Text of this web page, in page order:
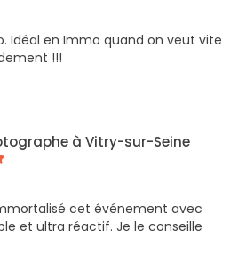
Idéal en Immo quand on veut vite
!!!
à Vitry-sur-Seine
cet événement avec
et ultra réactif. Je le conseille